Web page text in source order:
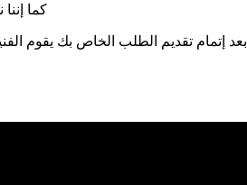
كما إننا نمتلك خبرة أكثر
بعد إتمام تقديم الطلب الخاص بك يقوم